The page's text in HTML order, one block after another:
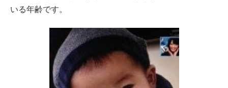
いる年齢です。